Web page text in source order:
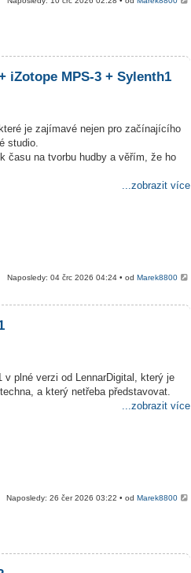
iZotope MPS-3 + Sylenth1
je zajímavé nejen pro začínajícího
studio.
času na tvorbu hudby a věřím, že ho
...zobrazit více
Naposledy: 04 črc 2026 04:24 • odMarek8800
v plné verzi od LennarDigital, který je
a který netřeba představovat.
...zobrazit více
Naposledy: 26 čer 2026 03:22 • odMarek8800